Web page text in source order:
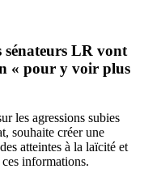
sénateurs LR vont
« pour y voir plus
les agressions subies
souhaite créer une
atteintes à la laïcité et
informations.